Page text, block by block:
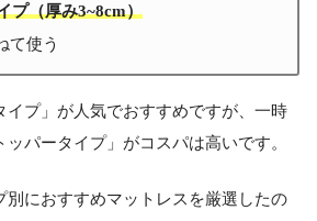
プ（厚み3~8cm）
て使う
イプ」が人気でおすすめですが、一時
パータイプ」がコスパは高いです。
別におすすめマットレスを厳選したの